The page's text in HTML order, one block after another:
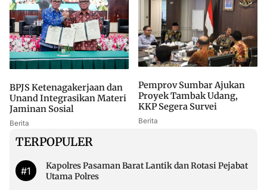
BPJS Ketenagakerjaan dan
Unand Integrasikan Materi
Jaminan Sosial
Berita
Pemprov Sumbar Ajukan
Proyek Tambak Udang,
KKP Segera Survei
Berita
TERPOPULER
#1
Kapolres Pasaman Barat Lantik dan Rotasi Pejabat
Utama Polres